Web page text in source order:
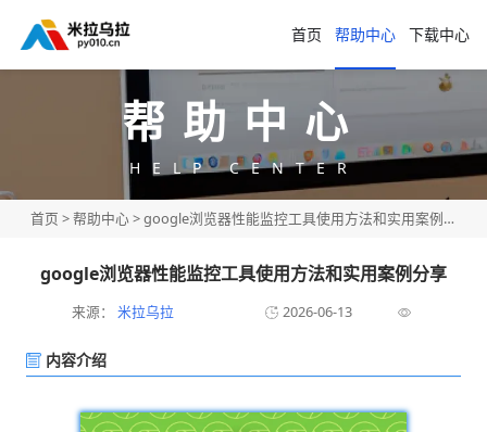
首页 帮助中心 下载中心
帮助中心
HELP CENTER
首页 >帮助中心> google浏览器性能监控工具使用方法和实用案例分享
google浏览器性能监控工具使用方法和实用案例分享
来源： 米拉乌拉 2026-06-13
内容介绍